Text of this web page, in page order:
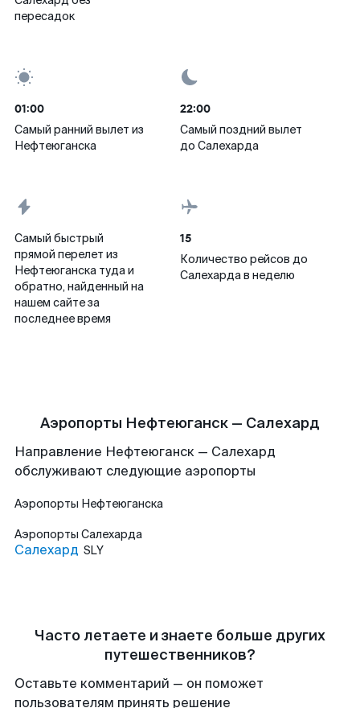
пересадок
01:00
Самый ранний вылет из
Нефтеюганска
22:00
Самый поздний вылет
до Салехарда
Самый быстрый
прямой перелет из
Нефтеюганска туда и
обратно, найденный на
нашем сайте за
последнее время
15
Количество рейсов до
Салехарда в неделю
Аэропорты Нефтеюганск — Салехард
Направление Нефтеюганск — Салехард
обслуживают следующие аэропорты
Аэропорты Нефтеюганска
Аэропорты Салехарда
Салехард SLY
Часто летаете и знаете больше других
путешественников?
Оставьте комментарий — он поможет
пользователям принять решение